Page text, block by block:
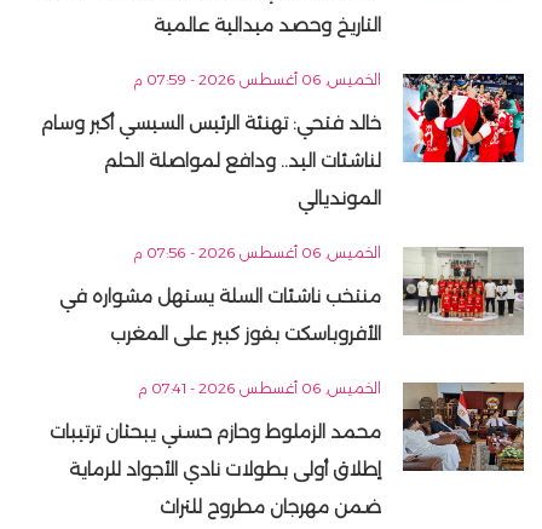
التاريخ وحصد ميدالية عالمية
الخميس, 06 أغسطس 2026 - 07:59 م
خالد فتحي: تهنئة الرئيس السيسي أكبر وسام
لناشئات اليد.. ودافع لمواصلة الحلم
المونديالي
الخميس, 06 أغسطس 2026 - 07:56 م
منتخب ناشئات السلة يستهل مشواره في
الأفروباسكت بفوز كبير على المغرب
الخميس, 06 أغسطس 2026 - 07:41 م
محمد الزملوط وحازم حسني يبحثان ترتيبات
إطلاق أولى بطولات نادي الأجواد للرماية
ضمن مهرجان مطروح للتراث